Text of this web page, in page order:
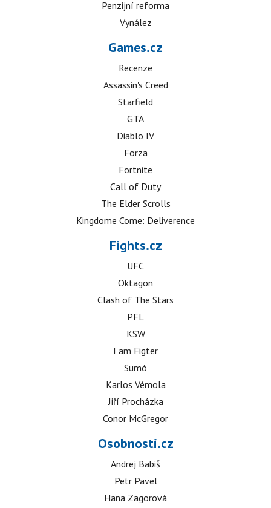
Penzijní reforma
Vynález
Games.cz
Recenze
Assassin's Creed
Starfield
GTA
Diablo IV
Forza
Fortnite
Call of Duty
The Elder Scrolls
Kingdome Come: Deliverence
Fights.cz
UFC
Oktagon
Clash of The Stars
PFL
KSW
I am Figter
Sumó
Karlos Vémola
Jiří Procházka
Conor McGregor
Osobnosti.cz
Andrej Babiš
Petr Pavel
Hana Zagorová